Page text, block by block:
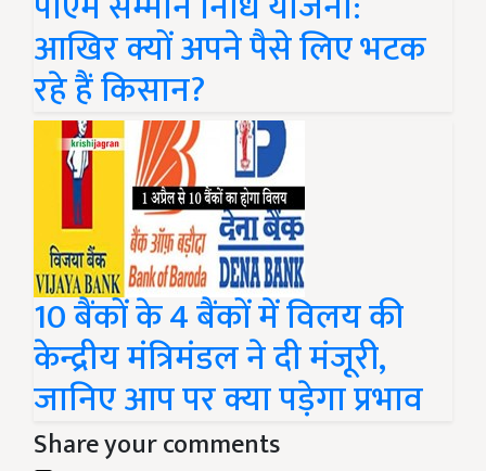
आखिर क्यों अपने पैसे लिए भटक
रहे हैं किसान?
10 बैंकों के 4 बैंकों में विलय की
केन्द्रीय मंत्रिमंडल ने दी मंजूरी,
जानिए आप पर क्या पड़ेगा प्रभाव
Share your comments